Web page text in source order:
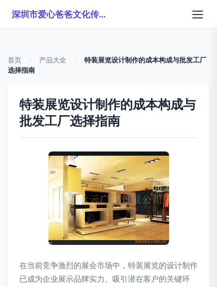
深圳市爱心爸爸文化传播有限公司
首页 产品大全
特装展览设计制作的成本构成与批发工厂
选择指南
特装展览设计制作的成本构成与
批发工厂选择指南
在当前竞争激烈的展会市场中，特装展览的设计制作
已成为企业展示品牌实力、吸引潜在客户的关键环